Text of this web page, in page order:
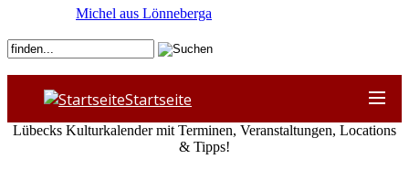
Startseite
Lübecks Kulturkalender mit Terminen, Veranstaltungen, Locations
& Tipps!
Michel aus Lönneberga